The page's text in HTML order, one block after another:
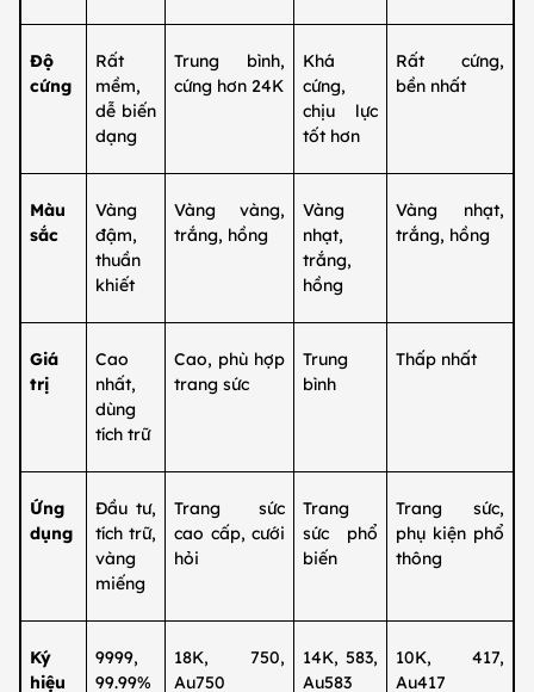
Độ
cứng
Rất
mềm,
dễ biến
dạng
Trung bình,
cứng hơn 24K
Khá
cứng,
chịu lực
tốt hơn
Rất cứng,
bền nhất
Màu
sắc
Vàng
đậm,
thuần
khiết
Vàng vàng,
trắng, hồng
Vàng
nhạt,
trắng,
hồng
Vàng nhạt,
trắng, hồng
Giá
trị
Cao
nhất,
dùng
tích trữ
Cao, phù hợp
trang sức
Trung
bình
Thấp nhất
Ứng
dụng
Đầu tư,
tích trữ,
vàng
miếng
Trang sức
cao cấp, cưới
hỏi
Trang
sức phổ
biến
Trang sức,
phụ kiện phổ
thông
Ký
hiệu
9999,
99.99%
18K, 750,
Au750
14K, 583,
Au583
10K, 417,
Au417